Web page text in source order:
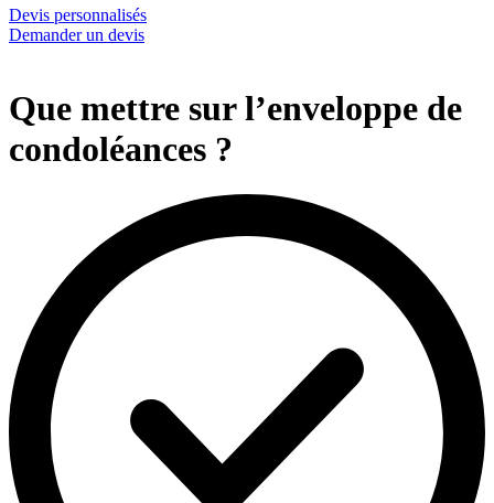
Devis personnalisés
Demander un devis
Que mettre sur l’enveloppe de
condoléances ?